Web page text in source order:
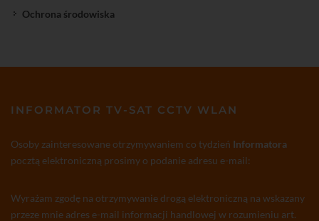
Ochrona środowiska
INFORMATOR TV-SAT CCTV WLAN
Osoby zainteresowane otrzymywaniem co tydzień Informatora
pocztą elektroniczną prosimy o podanie adresu e-mail:
Wyrażam zgodę na otrzymywanie drogą elektroniczną na wskazany
przeze mnie adres e-mail informacji handlowej w rozumieniu art.